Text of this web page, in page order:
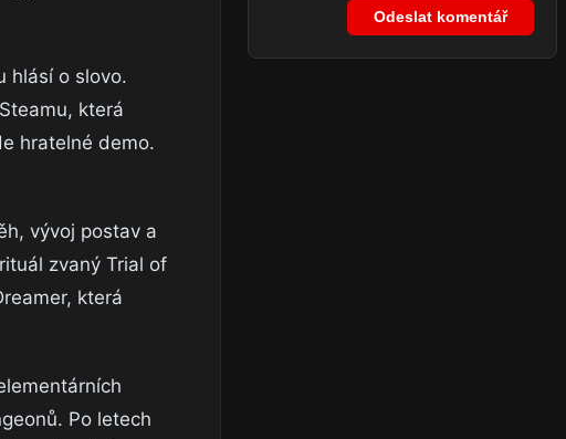
hlásí o slovo.
která
hratelné demo.
vývoj postav a
zvaný Trial of
která
Po letech
Odeslat komentář